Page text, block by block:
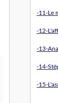
-11-Le
-12-
-13-
-14-
-15-